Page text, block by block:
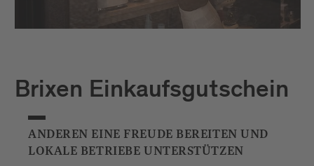
Brixen Einkaufsgutschein
ANDEREN EINE FREUDE BEREITEN UND
LOKALE BETRIEBE UNTERSTÜTZEN